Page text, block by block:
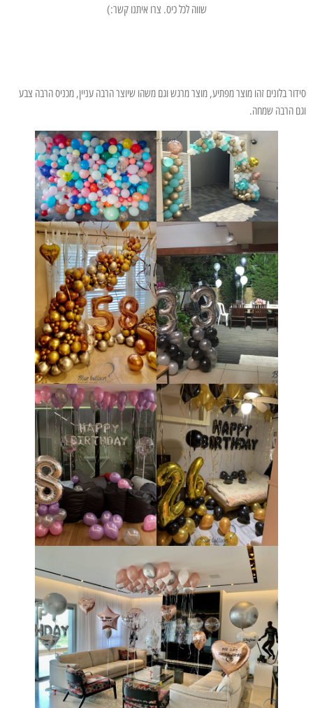
שווה לכל כיס. צרו איתנו קשר:)
סידור בלונים זהו מוצר מפתיע, מוצר מרגש וגם משהו שיוצר הרבה עניין, מכניס הרבה צבע
וגם הרבה שמחה.